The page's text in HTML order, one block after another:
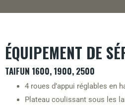
ÉQUIPEMENT DE
TAIFUN 1600, 1900, 2500
4 roues d’appui réglables en
Plateau coulissant sous les